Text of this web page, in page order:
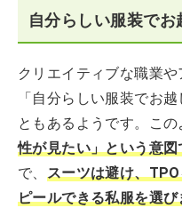
自分らしい服装でお
クリエイティブな職業や
「自分らしい服装でお
ともあるようです。こ
性が見たい」という意
で、 スーツは避け、
ピールできる私服を選び